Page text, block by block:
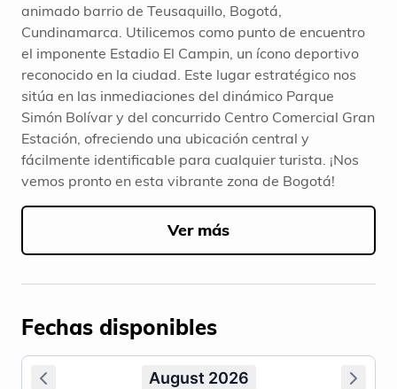
animado barrio de Teusaquillo, Bogotá,
Cundinamarca. Utilicemos como punto de encuentro
el imponente Estadio El Campin, un ícono deportivo
reconocido en la ciudad. Este lugar estratégico nos
sitúa en las inmediaciones del dinámico Parque
Simón Bolívar y del concurrido Centro Comercial Gran
Estación, ofreciendo una ubicación central y
fácilmente identificable para cualquier turista. ¡Nos
vemos pronto en esta vibrante zona de Bogotá!
Ver más
Fechas disponibles
August 2026